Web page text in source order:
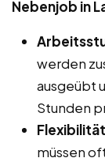
Nebenjob in
werden
ausgeübt
Stunden
Flexibilität
müssen